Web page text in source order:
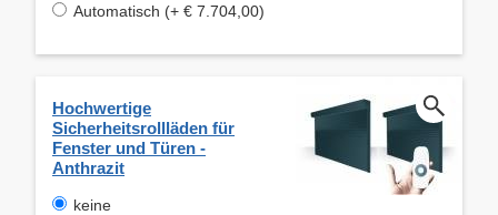
Automatisch (+ € 7.704,00)
Hochwertige
Sicherheitsrollläden für
Fenster und Türen -
Anthrazit
keine